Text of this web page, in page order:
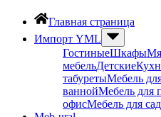
Главная страница
Импорт YML
ГостиныеШкафы
мебельДетские
табуретыМебель
ваннойМебель для
офисМебель для